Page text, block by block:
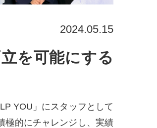
2024.05.15
YOU」にスタッフとして
極的にチャレンジし、実績